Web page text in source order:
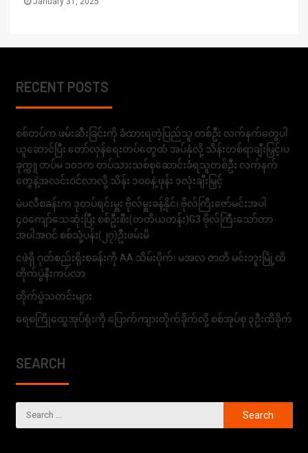
RECENT POSTS
စစ်တပ်က ဖမ်းဆီးခြင်းကို ခံထားရတဲ့ပြည်သူ တစ်ဦး လက်နက်တွေပါ
ယူဆောင်ပြီး တော်လှန်ရေးတပ်တွေထံ အပ်နှံလို့ သိန်းတစ်ရာချီးမြှင့်၊ပ
ခုက္ကူ တပ်မ ၁၀၁က တပ်သားသစ်စုဆောင်းခံရသူတစ်ဦး လက်နက်
တွေနဲ့အလင်းဝင်လာလို့ သိန်း ၁၀၀နဲ့ ဖုန်း ၁လုံးချီးမြှင့်
မဲပလီစခန်းက ဒုတပ်ရင်းမှူး ဗိုလ်မှူးခန့်နိုင်၊ ဗိုလ်ကြီးဇော်မင်းအပါ
၄၀ကျော်သေဆုံးပြီး စစ်ဦးစီး(တတိယတန်း)G3 ဗိုလ်ကြီးသော်တာ
အပါအဝင် စစ်သုံ့ပန်း(၂၇)ဦးဖမ်းမိ
ငဖဲရှိ ဂုတ်စည်းရိုးစခန်းကို AA သိမ်းပိုက်၊ မအလ ဇာတိ မင်းဘူးမြို့ထိ
တိုက်ပွဲနီးကပ်လာ
တိုက်ပွဲသတင်းများ
ရေစကြိုထွေအုပ်ရုံးကို ပြောက်ကျားတိုက်ခိုက်လို့ စစ်အုပ်စု ၃ဦးထိခိုက်
SEARCH